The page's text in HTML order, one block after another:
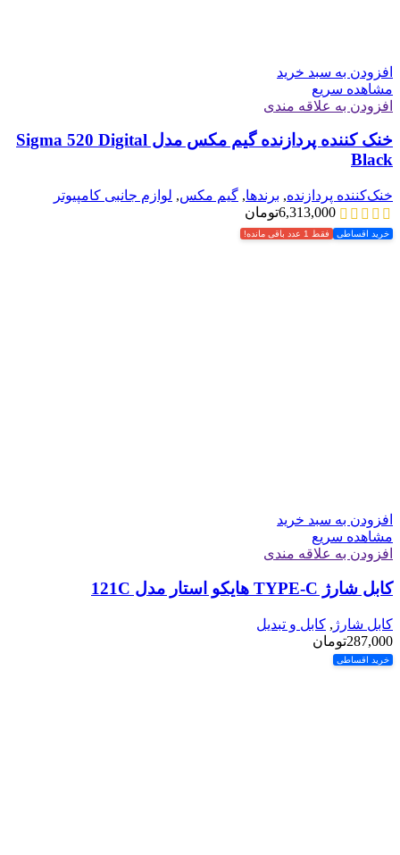
افزودن به سبد خرید
مشاهده سریع
افزودن به علاقه مندی
خنک کننده پردازنده گیم مکس مدل Sigma 520 Digital
Black
خنک‌کننده پردازنده, برندها, گیم مکس, لوازم جانبی کامپیوتر
6,313,000تومان
خرید اقساطی فقط 1 عدد باقی مانده!
افزودن به سبد خرید
مشاهده سریع
افزودن به علاقه مندی
کابل شارژ TYPE-C هایکو استار مدل 121C
کابل شارژ , کابل و تبدیل
287,000تومان
خرید اقساطی